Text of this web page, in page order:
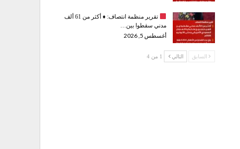
تقرير منظمة انتصاف: ♦️
أكثر من 61 ألف
مدني سقطوا بين…
أغسطس 5, 2026
السابق التالي 1 من 4